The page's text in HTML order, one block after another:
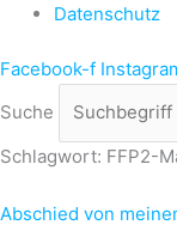
Datenschutz
Facebook-f
Suche
Schlagwort: FFP2-
Abschied von